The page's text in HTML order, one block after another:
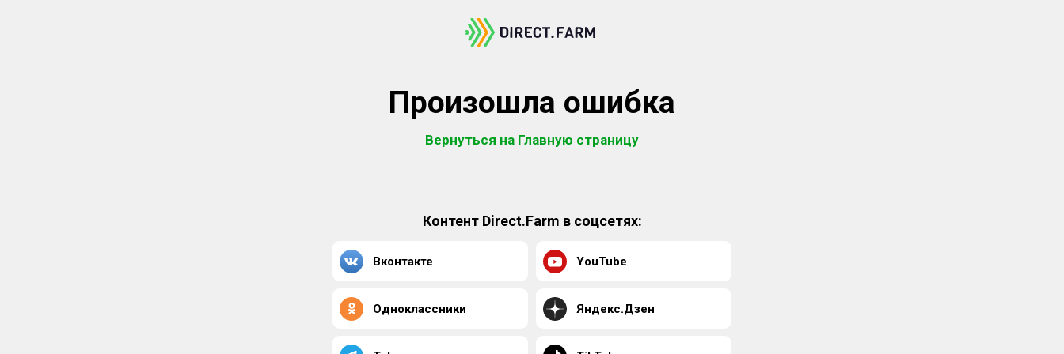
Произошла ошибка
Вернуться на Главную страницу
Контент Direct.Farm в соцсетях:
Вконтакте YouTube
Одноклассники Яндекс.Дзен